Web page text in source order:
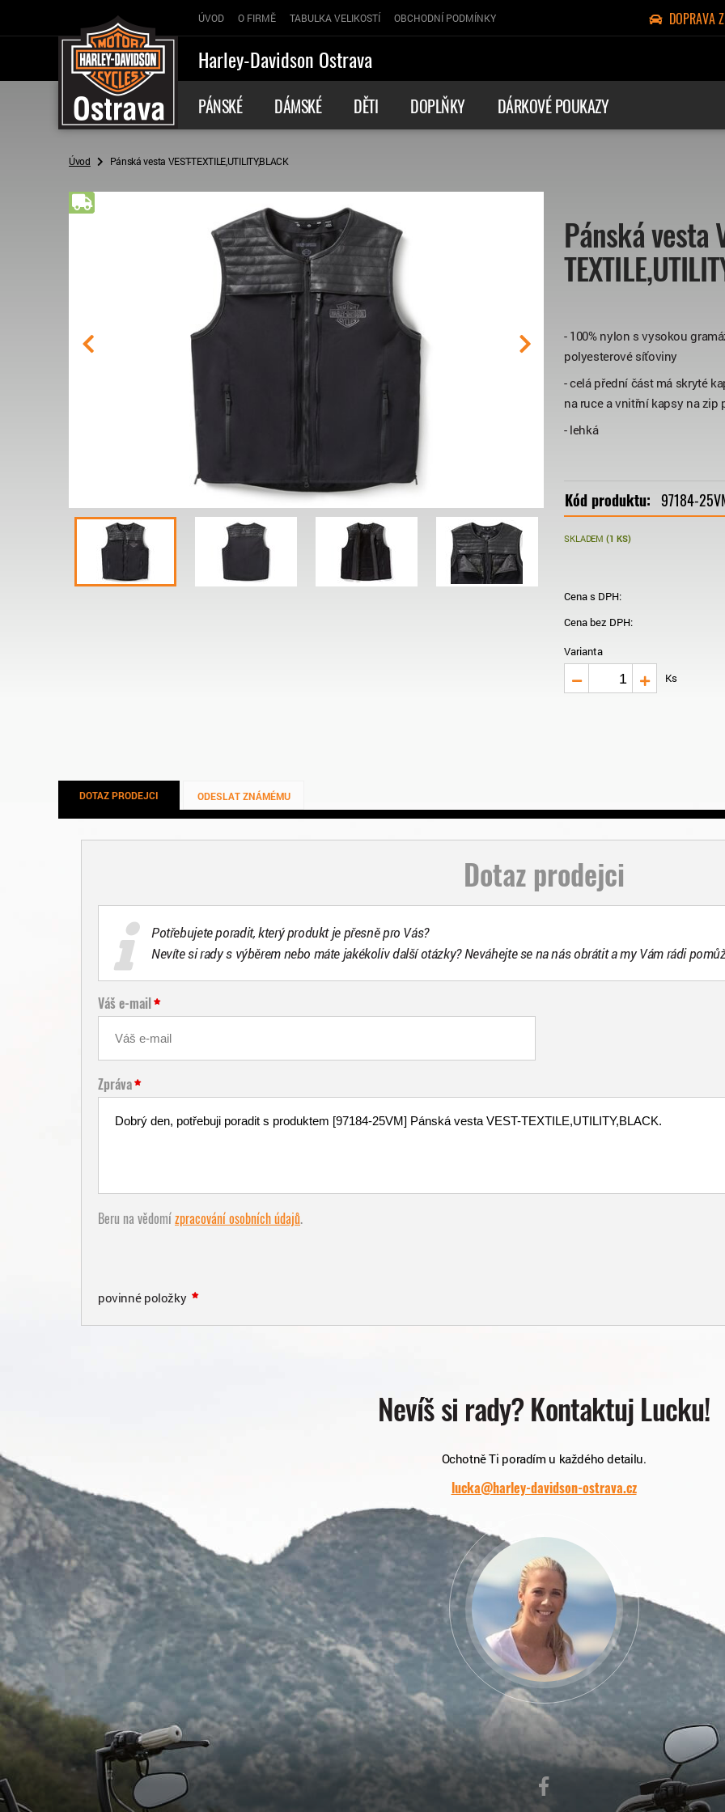
ÚVOD O FIRMĚ TABULKA VELIKOSTÍ OBCHODNÍ PODMÍNKY DOPRAVA
Harley-Davidson Ostrava
PÁNSKÉ DÁMSKÉ DĚTI DOPLŇKY DÁRKOVÉ POUKAZY
Úvod Pánská vesta VEST-TEXTILE,UTILITY,BLACK
Pánská vesta
- 100% nylon s vysokou
polyesterové síťoviny
- celá přední část má skryté
na ruce a vnitřní kapsy na
- lehká
Doprava zdarma
Kód produktu: 97184-
SKLADEM(1 KS)
Cena s DPH:
Cena bez DPH:
Varianta
ks
DOTAZ PRODEJCI ODESLAT ZNÁMÉMU
Dotaz prodejci
Potřebujete poradit, který produkt je přesně pro Vás?
Nevíte si rady s výběrem nebo máte jakékoliv další otázky? Neváhejte se na nás obrátit a my Vám rádi
Váš e-mail
Zpráva
Beru na vědomízpracování osobních údajů.
povinné položky
Nevíš si rady? Kontaktuj Lucku!
Ochotně Ti poradím u každého detailu.
lucka@harley-davidson-ostrava.cz